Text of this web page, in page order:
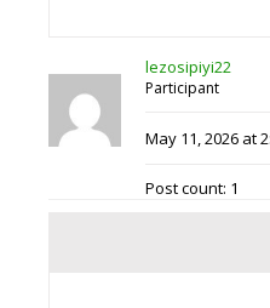
lezosipiyi22
Participant
May 11, 2026 at
Post count: 1